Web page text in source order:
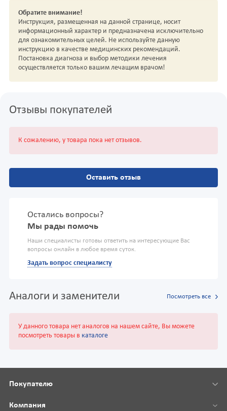
Обратите внимание!
Инструкция, размещенная на данной странице, носит
информационный характер и предназначена исключительно
для ознакомительных целей. Не используйте данную
инструкцию в качестве медицинских рекомендаций.
Постановка диагноза и выбор методики лечения
осуществляется только вашим лечащим врачом!
Отзывы покупателей
К сожалению, у товара пока нет отзывов.
Оставить отзыв
Остались вопросы?
Мы рады помочь
Наши специалисты готовы ответить на интересующие Вас
вопросы онлайн в любое время суток.
Задать вопрос специалисту
Аналоги и заменители Посмотреть все
У данного товара нет аналогов на нашем сайте, Вы можете
посмотреть товары в каталоге
Покупателю
Компания